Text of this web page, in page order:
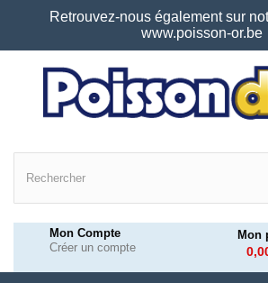
Retrouvez-nous également sur
www.poisson-or.be
Mon Compte
Créer un compte
Mon